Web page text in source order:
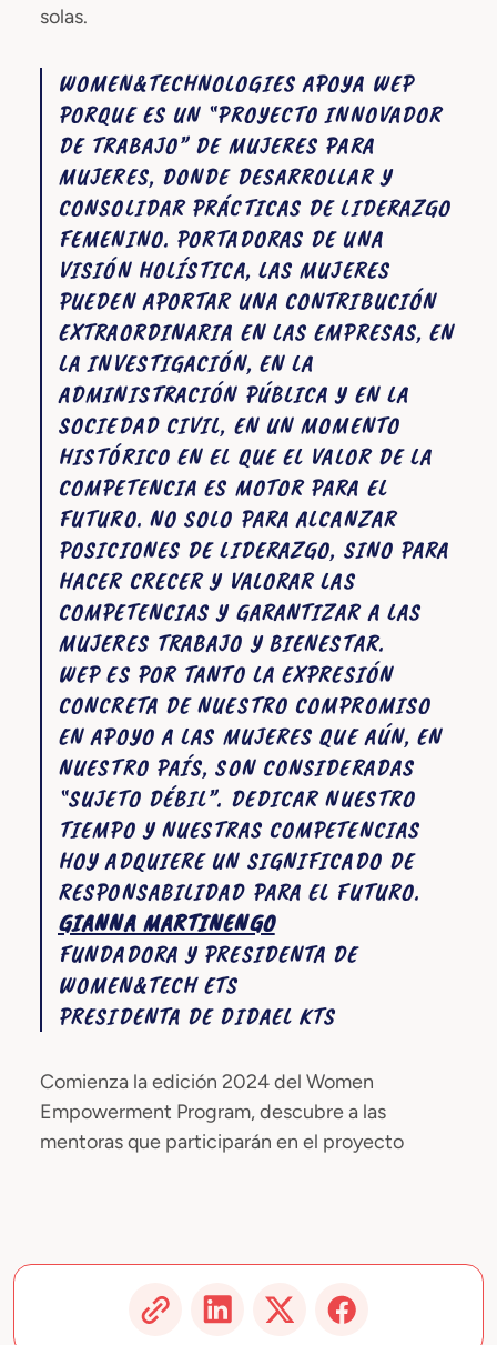
solas.
WOMEN&TECHNOLOGIES APOYA WEP
PORQUE ES UN “PROYECTO INNOVADOR
DE TRABAJO” DE MUJERES PARA
MUJERES, DONDE DESARROLLAR Y
CONSOLIDAR PRÁCTICAS DE LIDERAZGO
FEMENINO. PORTADORAS DE UNA
VISIÓN HOLÍSTICA, LAS MUJERES
PUEDEN APORTAR UNA CONTRIBUCIÓN
EXTRAORDINARIA EN LAS EMPRESAS, EN
LA INVESTIGACIÓN, EN LA
ADMINISTRACIÓN PÚBLICA Y EN LA
SOCIEDAD CIVIL, EN UN MOMENTO
HISTÓRICO EN EL QUE EL VALOR DE LA
COMPETENCIA ES MOTOR PARA EL
FUTURO. NO SOLO PARA ALCANZAR
POSICIONES DE LIDERAZGO, SINO PARA
HACER CRECER Y VALORAR LAS
COMPETENCIAS Y GARANTIZAR A LAS
MUJERES TRABAJO Y BIENESTAR.
WEP ES POR TANTO LA EXPRESIÓN
CONCRETA DE NUESTRO COMPROMISO
EN APOYO A LAS MUJERES QUE AÚN, EN
NUESTRO PAÍS, SON CONSIDERADAS
“SUJETO DÉBIL”. DEDICAR NUESTRO
TIEMPO Y NUESTRAS COMPETENCIAS
HOY ADQUIERE UN SIGNIFICADO DE
RESPONSABILIDAD PARA EL FUTURO.
GIANNA MARTINENGO
FUNDADORA Y PRESIDENTA DE
WOMEN&TECH ETS
PRESIDENTA DE DIDAEL KTS
Comienza la edición 2024 del Women
Empowerment Program, descubre a las
mentoras que participarán en el proyecto